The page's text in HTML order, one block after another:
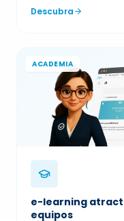
e-learning
equipos
Sensibilice a sus